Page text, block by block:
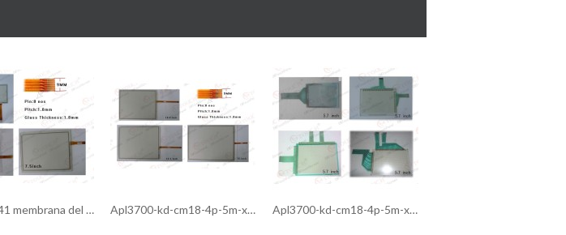
3280035-41 membrana del tacto de AGP3500-T1-D24-D81C/membrana AGP3500-T1-D24-D81C GP-3500 (10.4 del tacto ") Apl3700-kd-cm18-4p-5m-xm60 táctil de membrana/táctil de membrana apl3700-kd-cm18-4p-5m-xm60 pl3000 Apl3700-kd-cm18-4p-5m-xm60 panel táctil/panel táctil apl3700-kd-cm18-4p-5m-xm60 pl3000